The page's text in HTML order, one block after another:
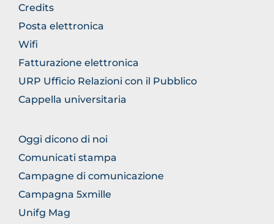
BROWSE
THE
SECTION
Credits
Posta elettronica
Wifi
Fatturazione elettronica
URP Ufficio Relazioni con il Pubblico
Cappella universitaria
BROWSE
THE
SECTION
Oggi dicono di noi
Comunicati stampa
Campagne di comunicazione
Campagna 5xmille
Unifg Mag